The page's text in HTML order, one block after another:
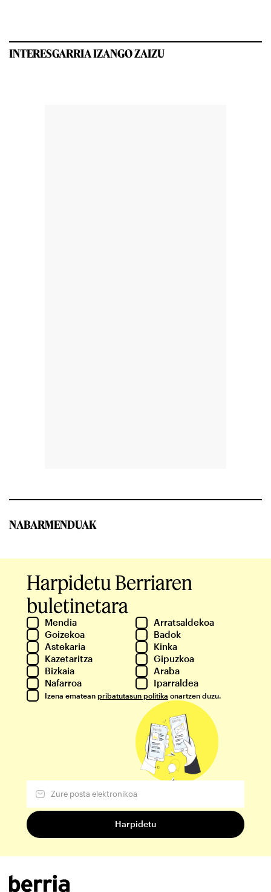
INTERESGARRIA IZANGO ZAIZU
NABARMENDUAK
Harpidetu Berriaren
buletinetara
Mendia
Arratsaldekoa
Goizekoa
Badok
Astekaria
Kinka
Kazetaritza
Gipuzkoa
Bizkaia
Araba
Nafarroa
Iparraldea
Izena ematean pribatutasun politika onartzen duzu.